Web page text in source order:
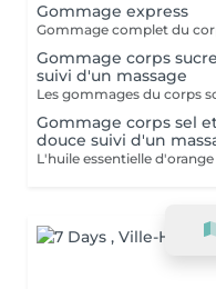
Gommage express
Gommage corps
suivi d'un massage
Gommage corps sel
douce suivi d'un